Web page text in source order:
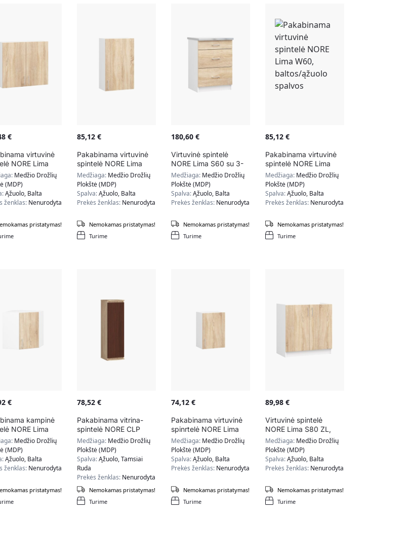
€
virtuvinė
NORE Lima
baltos/ąžuolo
Medžio Drožlių
(MDP)
Ąžuolo, Balta
ženklas: Nenurodyta
pristatymas!
85,12€
Pakabinama virtuvinė
spintelė NORE Lima
W50 D1, baltos/ąžuolo
spalvos
Medžiaga: Medžio Drožlių
Plokštė (MDP)
Spalva:Ąžuolo, Balta
Prekės ženklas: Nenurodyta
Turime
Nemokamas pristatymas!
180,60€
Virtuvinė spintelė
NORE Lima S60 su 3-
iais stalčiais, baltos/
ąžuolo spalvos
Medžiaga: Medžio Drožlių
Plokštė (MDP)
Spalva:Ąžuolo, Balta
Prekės ženklas: Nenurodyta
Turime
Nemokamas pristatymas!
85,12 €
Pakabinama virtuvinė
spintelė NORE Lima
W60, baltos/ąžuolo
spalvos
Medžiaga: Medžio Drožlių
Plokštė (MDP)
Spalva:Ąžuolo, Balta
Prekės ženklas: Nenurodyta
Turime
Nemokamas pristatymas!
€
kampinė
NORE Lima
60N, baltos/
spalvos
Medžio Drožlių
(MDP)
Ąžuolo, Balta
ženklas: Nenurodyta
pristatymas!
78,52€
Pakabinama vitrina-
spintelė NORE CLP
H30, ąžuolo/tamsiai
rudos spalvos
Medžiaga: Medžio Drožlių
Plokštė (MDP)
Spalva:Ąžuolo, Tamsiai
Ruda
Prekės ženklas: Nenurodyta
Turime
Nemokamas pristatymas!
74,12€
Pakabinama virtuvinė
spinrtelė NORE Lima
W40, baltos/ąžuolo
spalvos
Medžiaga: Medžio Drožlių
Plokštė (MDP)
Spalva:Ąžuolo, Balta
Prekės ženklas: Nenurodyta
Turime
Nemokamas pristatymas!
89,98 €
Virtuvinė spintelė
NORE Lima S80 ZL,
baltos/ąžuolo spalvos
Medžiaga: Medžio Drožlių
Plokštė (MDP)
Spalva:Ąžuolo, Balta
Prekės ženklas: Nenurodyta
Turime
Nemokamas pristatymas!